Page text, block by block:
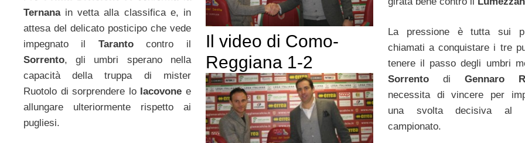
La pressione è tutta sui
chiamati a conquistare i tre
tenere il passo degli umbri
Sorrentodi Gennaro
necessita di vincere per
una svolta decisiva al
campionato.
Ternanain vetta alla classifica e, in
attesa del delicato posticipo che vede
impegnato il Taranto contro il
Sorrento, gli umbri sperano nella
capacità della truppa di mister
Ruotolo di sorprendere lo Iacovone e
allungare ulteriormente rispetto ai
pugliesi.
Il video di Como-
Reggiana 1-2